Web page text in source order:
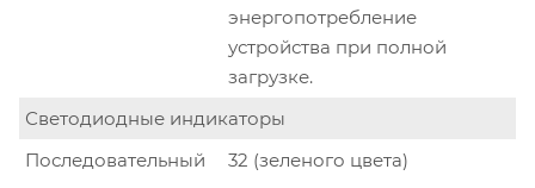
энергопотребление
устройства при полной
загрузке.
Светодиодные индикаторы
Последовательный
32 (зеленого цвета)